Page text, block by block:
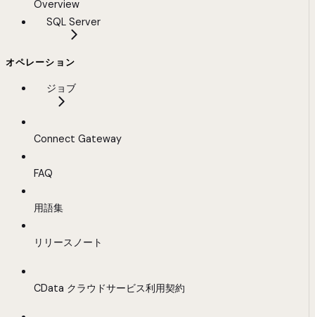
Overview
SQL Server
オペレーション
ジョブ
Connect Gateway
FAQ
用語集
リリースノート
CData クラウドサービス利用契約